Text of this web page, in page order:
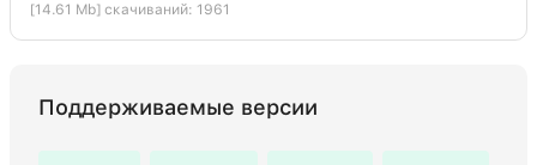
[14.61 Mb] скачиваний: 1961
Поддерживаемые версии